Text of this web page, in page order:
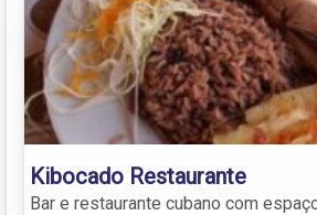
Kibocado Restaurante
Bar e restaurante cubano com